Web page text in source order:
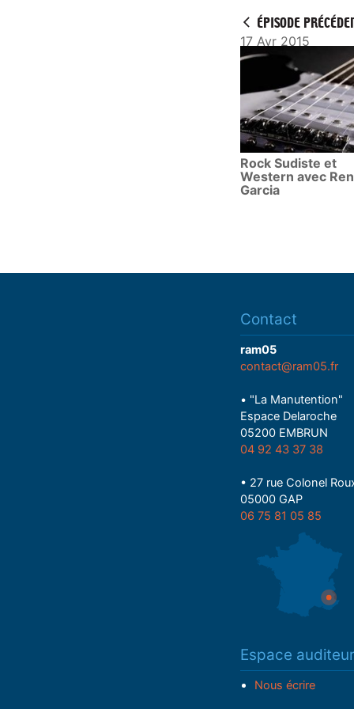
ÉPISODE
17 Avr 2015
Rock Sudiste et
Western avec
Garcia
Contact
ram05
contact@ram05.fr
• "La Manutention"
Espace Delaroche
05200 EMBRUN
04 92 43 37 38
• 27 rue Colonel
05000 GAP
06 75 81 05 85
Espace
Nous écrire